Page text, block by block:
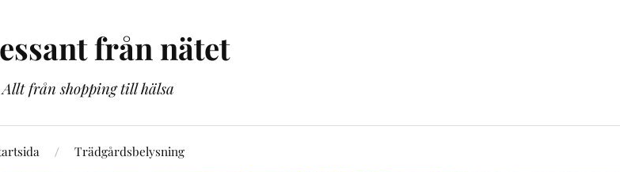
från nätet
Allt från shopping till hälsa
Trädgårdsbelysning